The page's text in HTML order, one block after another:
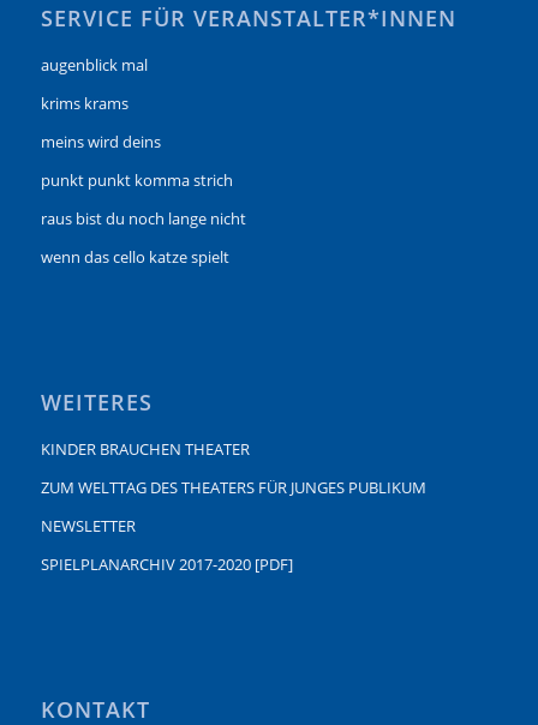
SERVICE FÜR VERANSTALTER*INNEN
augenblick mal
krims krams
meins wird deins
punkt punkt komma strich
raus bist du noch lange nicht
wenn das cello katze spielt
WEITERES
KINDER BRAUCHEN THEATER
ZUM WELTTAG DES THEATERS FÜR JUNGES PUBLIKUM
NEWSLETTER
SPIELPLANARCHIV 2017-2020 [PDF]
KONTAKT